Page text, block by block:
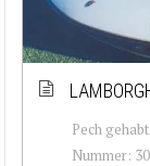
Pech
Nummer: